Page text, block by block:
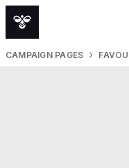
CAMPAIGN PAGES